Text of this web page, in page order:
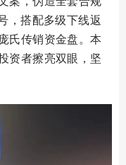
，搭配多级下线返
氏传销资金盘。本
资者擦亮双眼，坚